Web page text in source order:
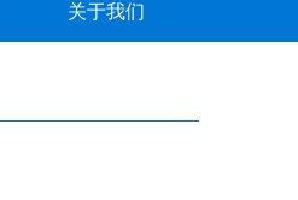
关于我们